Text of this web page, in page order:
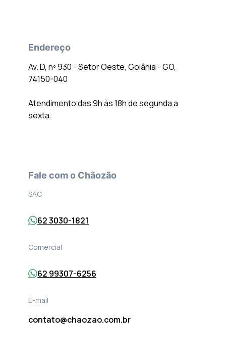
Endereço
Av. D, nº 930 - Setor Oeste, Goiânia - GO,
74150-040
Atendimento das 9h às 18h de segunda a
sexta.
Fale com o Chãozão
SAC
62 3030-1821
Comercial
62 99307-6256
E-mail
contato@chaozao.com.br